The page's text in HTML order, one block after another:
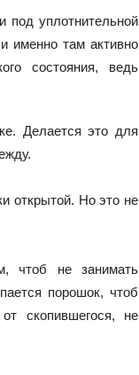
под уплотнительной
именно там активно
состояния, ведь
Делается это для
открытой. Но это не
чтоб не занимать
порошок, чтоб
скопившегося, не